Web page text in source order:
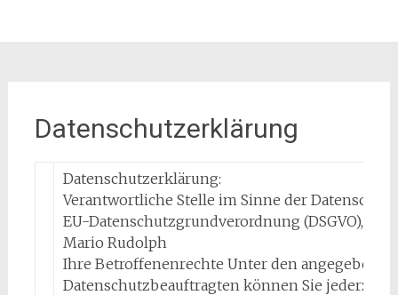
Datenschutzerklärung
Datenschutzerklärung:
Verantwortliche Stelle im Sinne der
EU-Datenschutzgrundverordnung (DSGVO), ist:
Mario Rudolph
Ihre Betroffenenrechte Unter den
Datenschutzbeauftragten können Sie jederzeit